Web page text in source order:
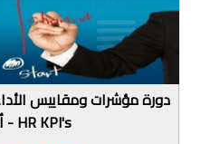
دورة مؤشرات ومقاييس
HR KPI's - أونلاين